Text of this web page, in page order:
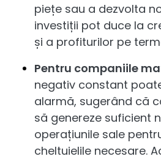
piețe sau a dezvolta
investiții pot duce la
și a profiturilor pe
Pentru companiile
negativ constant
alarmă, sugerând că
să genereze suficient
operațiunile sale
cheltuielile necesare.